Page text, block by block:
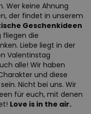
Wer keine Ahnung
der findet in unserem
Geschenkideen
fliegen die
Liebe liegt in der
Valentinstag
alle! Wir haben
und diese
Nicht bei uns. Wir
für euch, mit denen
Love is in the air.